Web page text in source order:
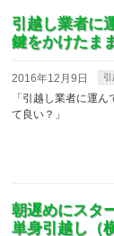
引越し業者に
鍵をかけたま
2016年12月9日 引
「引越し業者に運
て良い？」
朝遅めにスタ
単身引越し（